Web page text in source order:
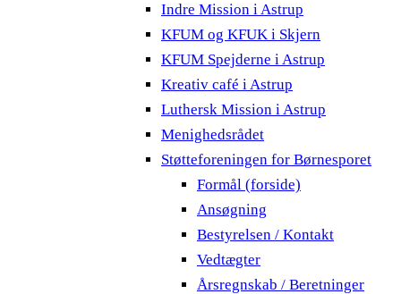
Indre Mission i Astrup
KFUM og KFUK i Skjern
KFUM Spejderne i Astrup
Kreativ café i Astrup
Luthersk Mission i Astrup
Menighedsrådet
Støtteforeningen for Børnesporet
Formål (forside)
Ansøgning
Bestyrelsen / Kontakt
Vedtægter
Årsregnskab / Beretninger